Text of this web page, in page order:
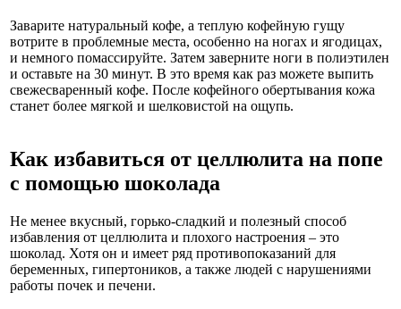
Заварите натуральный кофе, а теплую кофейную гущу
вотрите в проблемные места, особенно на ногах и ягодицах,
и немного помассируйте. Затем заверните ноги в полиэтилен
и оставьте на 30 минут. В это время как раз можете выпить
свежесваренный кофе. После кофейного обертывания кожа
станет более мягкой и шелковистой на ощупь.
Как избавиться от целлюлита на попе
с помощью шоколада
Не менее вкусный, горько-сладкий и полезный способ
избавления от целлюлита и плохого настроения – это
шоколад. Хотя он и имеет ряд противопоказаний для
беременных, гипертоников, а также людей с нарушениями
работы почек и печени.